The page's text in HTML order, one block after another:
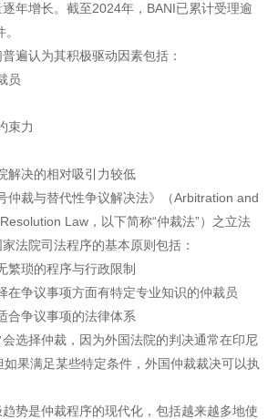
年增长。截至2024年，BANI已累计受理逾
遍认为其积极驱动因素包括：
员
束力
解决的相对吸引力较低
仲裁与替代性争议解决法》（Arbitration and
Law，以下简称“仲裁法”）之立法
法院司法程序的基本原则包括：
繁琐的程序与行政限制
在争议事项方面有特定专业知识的仲裁员
合争议事项的法律体系
选择仲裁，因为外国法院的判决通常在印尼
果满足某些特定条件，外国仲裁裁决可以执
势是仲裁程序的现代化，包括越来越多地使